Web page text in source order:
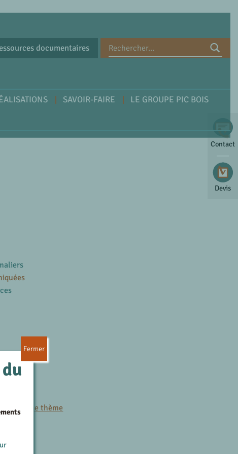
Contact
Devis
SAVOIR-FAIRE
LE GROUPE PIC BOIS
documentaires
le même thème
Fermer